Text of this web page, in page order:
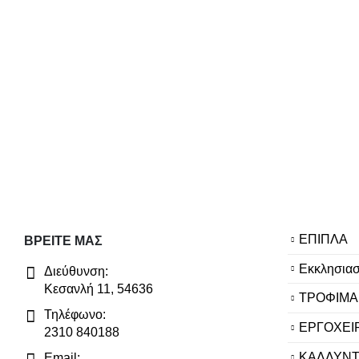
ΒΡΕΊΤΕ ΜΑΣ
Διεύθυνση:
Κεσανλή 11, 54636
Τηλέφωνο:
2310 840188
ΕΠΙΠΛΑ
ΤΡΟΦΙΜΑ